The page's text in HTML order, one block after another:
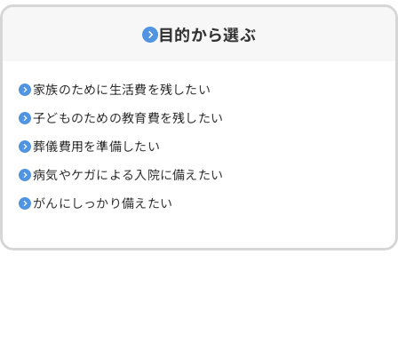
目的から選ぶ
家族のために生活費を残したい
子どものための教育費を残したい
葬儀費用を準備したい
病気やケガによる入院に備えたい
がんにしっかり備えたい